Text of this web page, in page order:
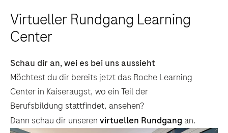
Virtueller Rundgang Learning
Center
Schau dir an, wei es bei uns aussieht
Möchtest du dir bereits jetzt das Roche Learning
Center in Kaiseraugst, wo ein Teil der
Berufsbildung stattfindet, ansehen?
Dann schau dir unseren virtuellen Rundgang an.